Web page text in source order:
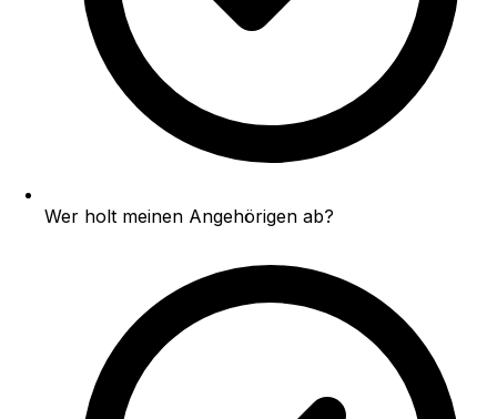
Wer holt meinen Angehörigen ab?